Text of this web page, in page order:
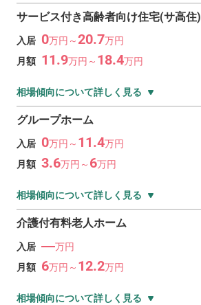
サービス付き高齢者向け住宅(サ高住)
入居 0万円～20.7万円
月額 11.9万円～ 18.4万円
相場傾向について詳しく見る
グループホーム
入居 0万円～ 11.4万円
月額 3.6万円～ 6万円
相場傾向について詳しく見る
介護付有料老人ホーム
入居 ―万円
月額 6万円～ 12.2万円
相場傾向について詳しく見る